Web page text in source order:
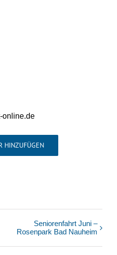
online.de
HINZUFÜGEN
Seniorenfahrt Juni –
Rosenpark Bad Nauheim